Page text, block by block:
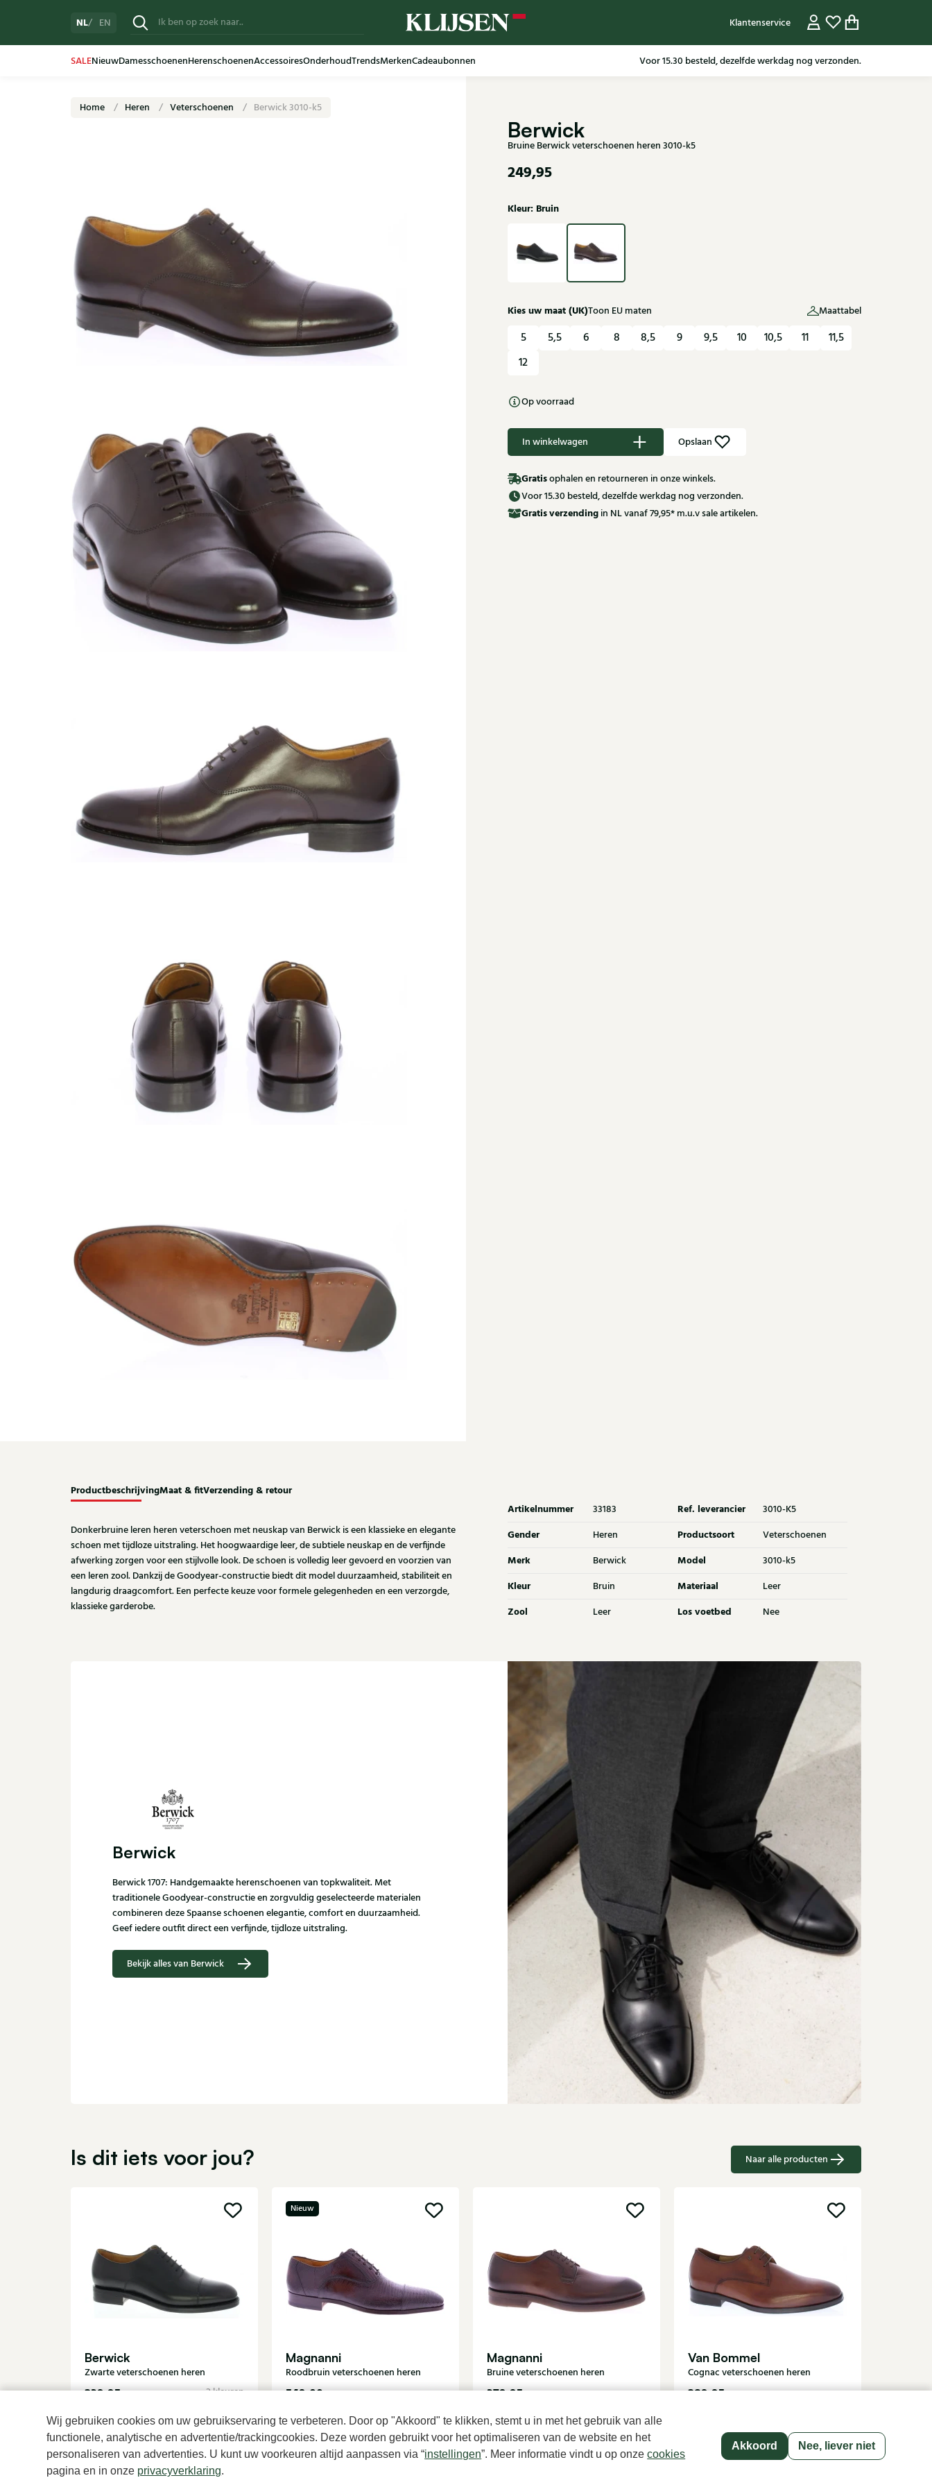
Wij gebruiken cookies om uw gebruikservaring te verbeteren. Door op "Akkoord" te klikken, stemt u in met het gebruik van alle
functionele, analytische en advertentie/trackingcookies. Deze worden gebruikt voor het optimaliseren van de website en het
personaliseren van advertenties. U kunt uw voorkeuren altijd aanpassen via “instellingen”. Meer informatie vindt u op onzecookies
pagina en in onze privacyverklaring.
Akkoord Nee, liever niet
NL EN Klantenservice
SALENieuwDamesschoenenHerenschoenenAccessoiresOnderhoudTrendsMerkenCadeaubonnen Gratis verzending in NL vanaf 79,95* m.u.v sale artikelen.
Home Heren Veterschoenen Berwick 3010-k5
Berwick
Bruine Berwick veterschoenen heren 3010-k5
249,95
Kleur: Bruin
Kies uw maat (UK)Toon EU maten Maattabel
5 5,5 6 8 8,5 9 9,5 10 10,5 11
11,5
12
Op voorraad
In winkelwagen Opslaan
Gratisophalen en retourneren in onze winkels.
Voor 15.30 besteld, dezelfde werkdag nog verzonden.
Gratisverzending in NL vanaf 79,95* m.u.v sale artikelen.
ProductbeschrijvingMaat & fitVerzending & retour
Donkerbruine leren heren veterschoen met neuskap van Berwick is een klassieke en elegante
schoen met tijdloze uitstraling. Het hoogwaardige leer, de subtiele neuskap en de verfijnde
afwerking zorgen voor een stijlvolle look. De schoen is volledig leer gevoerd en voorzien van
een leren zool. Dankzij de Goodyear-constructie biedt dit model duurzaamheid, stabiliteit en
langdurig draagcomfort. Een perfecte keuze voor formele gelegenheden en een verzorgde,
klassieke garderobe.
Artikelnummer 33183 Ref. leverancier 3010-K5
Gender Heren Productsoort Veterschoenen
Merk Berwick Model 3010-k5
Kleur Bruin Materiaal Leer
Zool Leer Los voetbed Nee
Berwick
Berwick 1707: Handgemaakte herenschoenen van topkwaliteit. Met
traditionele Goodyear-constructie en zorgvuldig geselecteerde materialen
combineren deze Spaanse schoenen elegantie, comfort en duurzaamheid.
Geef iedere outfit direct een verfijnde, tijdloze uitstraling.
Bekijk alles van Berwick
Is dit iets voor jou? Naar alle producten
Berwick
Zwarte veterschoenen heren
239,95 2 kleuren
Nieuw
Magnanni
Roodbruin veterschoenen heren
549,00
Magnanni
Bruine veterschoenen heren
379,95
Van Bommel
Cognac veterschoenen heren
289,95 249,95